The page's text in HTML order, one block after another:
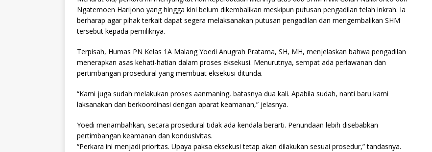
Ngatemoen Harijono yang hingga kini belum dikembalikan meskipun putusan pengadilan telah inkrah. Ia
berharap agar pihak terkait dapat segera melaksanakan putusan pengadilan dan mengembalikan SHM
tersebut kepada pemiliknya.
Terpisah, Humas PN Kelas 1A Malang Yoedi Anugrah Pratama, SH, MH, menjelaskan bahwa pengadilan
menerapkan asas kehati-hatian dalam proses eksekusi. Menurutnya, sempat ada perlawanan dan
pertimbangan prosedural yang membuat eksekusi ditunda.
“Kami juga sudah melakukan proses aanmaning, batasnya dua kali. Apabila sudah, nanti baru kami
laksanakan dan berkoordinasi dengan aparat keamanan,” jelasnya.
Yoedi menambahkan, secara prosedural tidak ada kendala berarti. Penundaan lebih disebabkan
pertimbangan keamanan dan kondusivitas.
“Perkara ini menjadi prioritas. Upaya paksa eksekusi tetap akan dilakukan sesuai prosedur,” tandasnya.